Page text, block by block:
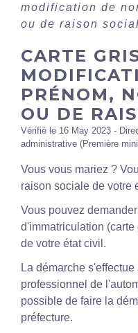
modification de
ou de raison
CARTE
PRÉNOM,
OU DE
Vérifié le 16 May 2023 -
administrative (Première
Vous vous mariez ?
raison sociale de votre
Vous pouvez
d'immatriculation
de votre état civil.
La démarche
professionnel de
possible de faire la
préfecture.